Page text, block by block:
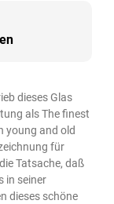
dieses Glas
als The finest
young and old
für
Tatsache, daß
in seiner
dieses schöne